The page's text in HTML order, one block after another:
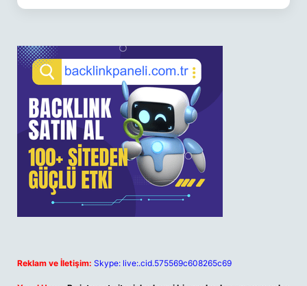
Reklam ve İletişim: Skype: live:.cid.575569c608265c69